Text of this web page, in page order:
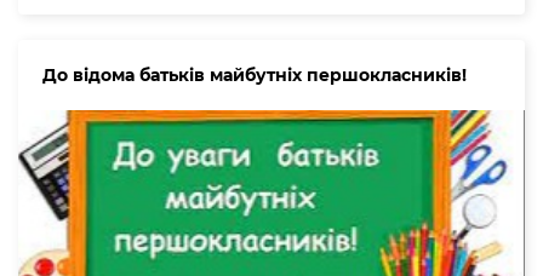
До відома батьків майбутніх першокласників!